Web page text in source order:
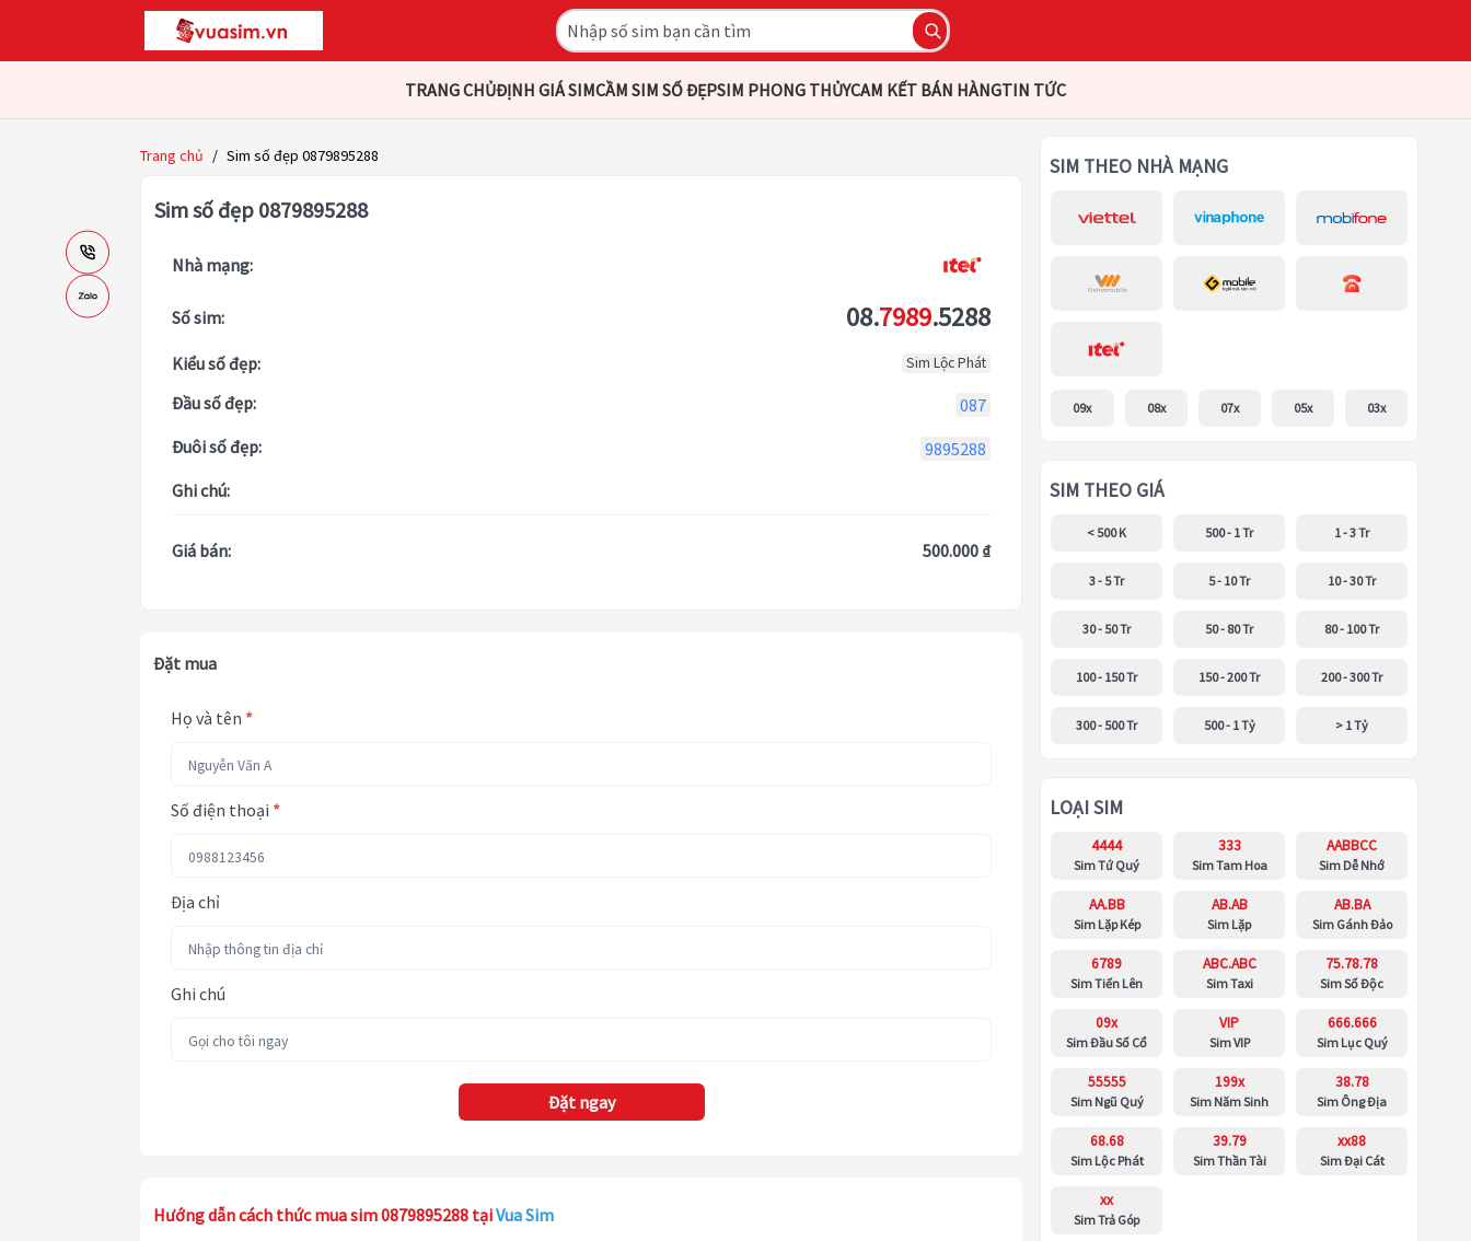
TRANG CHỦĐỊNH GIÁ SIMCẦM SIM SỐ ĐẸPSIM PHONG THỦYCAM KẾT BÁN HÀNGTIN TỨC
Trang chủ / Sim số đẹp 0879895288
Sim số đẹp 0879895288
Nhà mạng:
Số sim: 08.7989.5288
Kiểu số đẹp: Sim Lộc Phát
Đầu số đẹp:
087
Đuôi số đẹp:
9895288
Ghi chú:
Giá bán: 500.000 ₫
Đặt mua
Họ và tên *
Số điện thoại *
Địa chỉ
Ghi chú
Đặt ngay
Hướng dẫn cách thức mua sim 0879895288 tạiVua Sim
SIM THEO NHÀ MẠNG
09x 08x 07x 05x 03x
SIM THEO GIÁ
< 500 K 500 - 1 Tr 1 - 3 Tr
3 - 5 Tr 5 - 10 Tr 10 - 30 Tr
30 - 50 Tr 50 - 80 Tr 80 - 100 Tr
100 - 150 Tr 150 - 200 Tr 200 - 300 Tr
300 - 500 Tr 500 - 1 Tỷ > 1 Tỷ
LOẠI SIM
4444
Sim Tứ Quý
333
Sim Tam Hoa
AABBCC
Sim Dễ Nhớ
AA.BB
Sim Lặp Kép
AB.AB
Sim Lặp
AB.BA
Sim Gánh Đảo
6789
Sim Tiến Lên
ABC.ABC
Sim Taxi
75.78.78
Sim Số Độc
09x
Sim Đầu Số Cổ
VIP
Sim VIP
666.666
Sim Lục Quý
55555
Sim Ngũ Quý
199x
Sim Năm Sinh
38.78
Sim Ông Địa
68.68
Sim Lộc Phát
39.79
Sim Thần Tài
xx88
Sim Đại Cát
xx
Sim Trả Góp